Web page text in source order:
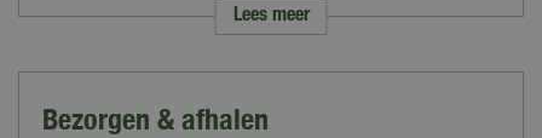
Merk
Beige, Terra
Lees meer
Bezorgen & afhalen